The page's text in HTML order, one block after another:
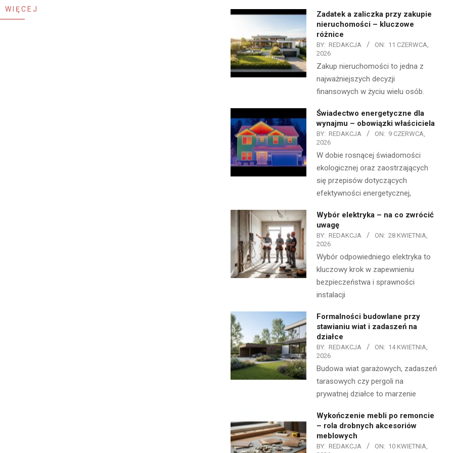
WIĘCEJ
Zadatek a zaliczka przy zakupie
nieruchomości – kluczowe
różnice
BY: REDAKCJA ON: 11 CZERWCA,
2026
Zakup nieruchomości to jedna z
najważniejszych decyzji
finansowych w życiu wielu osób.
Świadectwo energetyczne dla
wynajmu – obowiązki właściciela
BY: REDAKCJA ON: 9 CZERWCA,
2026
W dobie rosnącej świadomości
ekologicznej oraz zaostrzających
się przepisów dotyczących
efektywności energetycznej,
Wybór elektryka – na co zwrócić
uwagę
BY: REDAKCJA ON: 28 KWIETNIA,
2026
Wybór odpowiedniego elektryka to
kluczowy krok w zapewnieniu
bezpieczeństwa i sprawności
instalacji
Formalności budowlane przy
stawianiu wiat i zadaszeń na
działce
BY: REDAKCJA ON: 14 KWIETNIA,
2026
Budowa wiat garażowych, zadaszeń
tarasowych czy pergoli na
prywatnej działce to marzenie
Wykończenie mebli po remoncie
– rola drobnych akcesoriów
meblowych
BY: REDAKCJA ON: 10 KWIETNIA,